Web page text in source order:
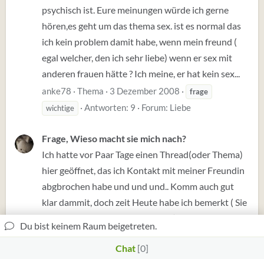
psychisch ist. Eure meinungen würde ich gerne
hören,es geht um das thema sex. ist es normal das
ich kein problem damit habe, wenn mein freund (
egal welcher, den ich sehr liebe) wenn er sex mit
anderen frauen hätte ? Ich meine, er hat kein sex...
anke78 Thema 3 Dezember 2008
frage
wichtige
Antworten: 9 Forum: Liebe
Frage, Wieso macht sie mich nach?
Ich hatte vor Paar Tage einen Thread(oder Thema)
hier geöffnet, das ich Kontakt mit meiner Freundin
abgbrochen habe und und und.. Komm auch gut
klar dammit, doch zeit Heute habe ich bemerkt ( Sie
geht ja in die selbe Klasse wie ich) das sie noch
immer über mich Lästert , obwohl ich sie...
1 Dezember 2008
Du bist keinem Raum beigetreten.
Chat 0